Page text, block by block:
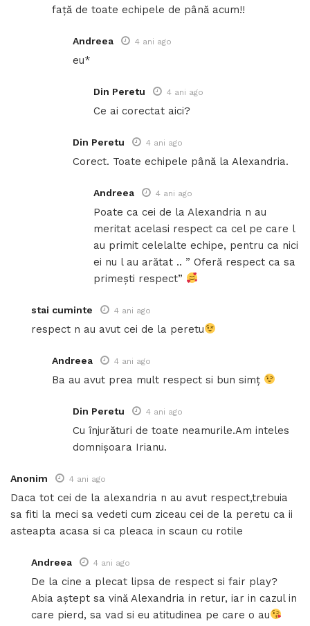
față de toate echipele de până acum!!
Andreea 4 ani ago
eu*
Din Peretu 4 ani ago
Ce ai corectat aici?
Din Peretu 4 ani ago
Corect. Toate echipele până la Alexandria.
Andreea 4 ani ago
Poate ca cei de la Alexandria n au
meritat acelasi respect ca cel pe care l
au primit celelalte echipe, pentru ca nici
ei nu l au arătat .. ” Oferă respect ca sa
primești respect”
stai cuminte 4 ani ago
respect n au avut cei de la peretu
Andreea 4 ani ago
Ba au avut prea mult respect si bun simț
Din Peretu 4 ani ago
Cu înjurături de toate neamurile.Am inteles
domnișoara Irianu.
Anonim 4 ani ago
Daca tot cei de la alexandria n au avut respect,trebuia
sa fiti la meci sa vedeti cum ziceau cei de la peretu ca ii
asteapta acasa si ca pleaca in scaun cu rotile
Andreea 4 ani ago
De la cine a plecat lipsa de respect si fair play?
Abia aștept sa vină Alexandria in retur, iar in cazul in
care pierd, sa vad si eu atitudinea pe care o au